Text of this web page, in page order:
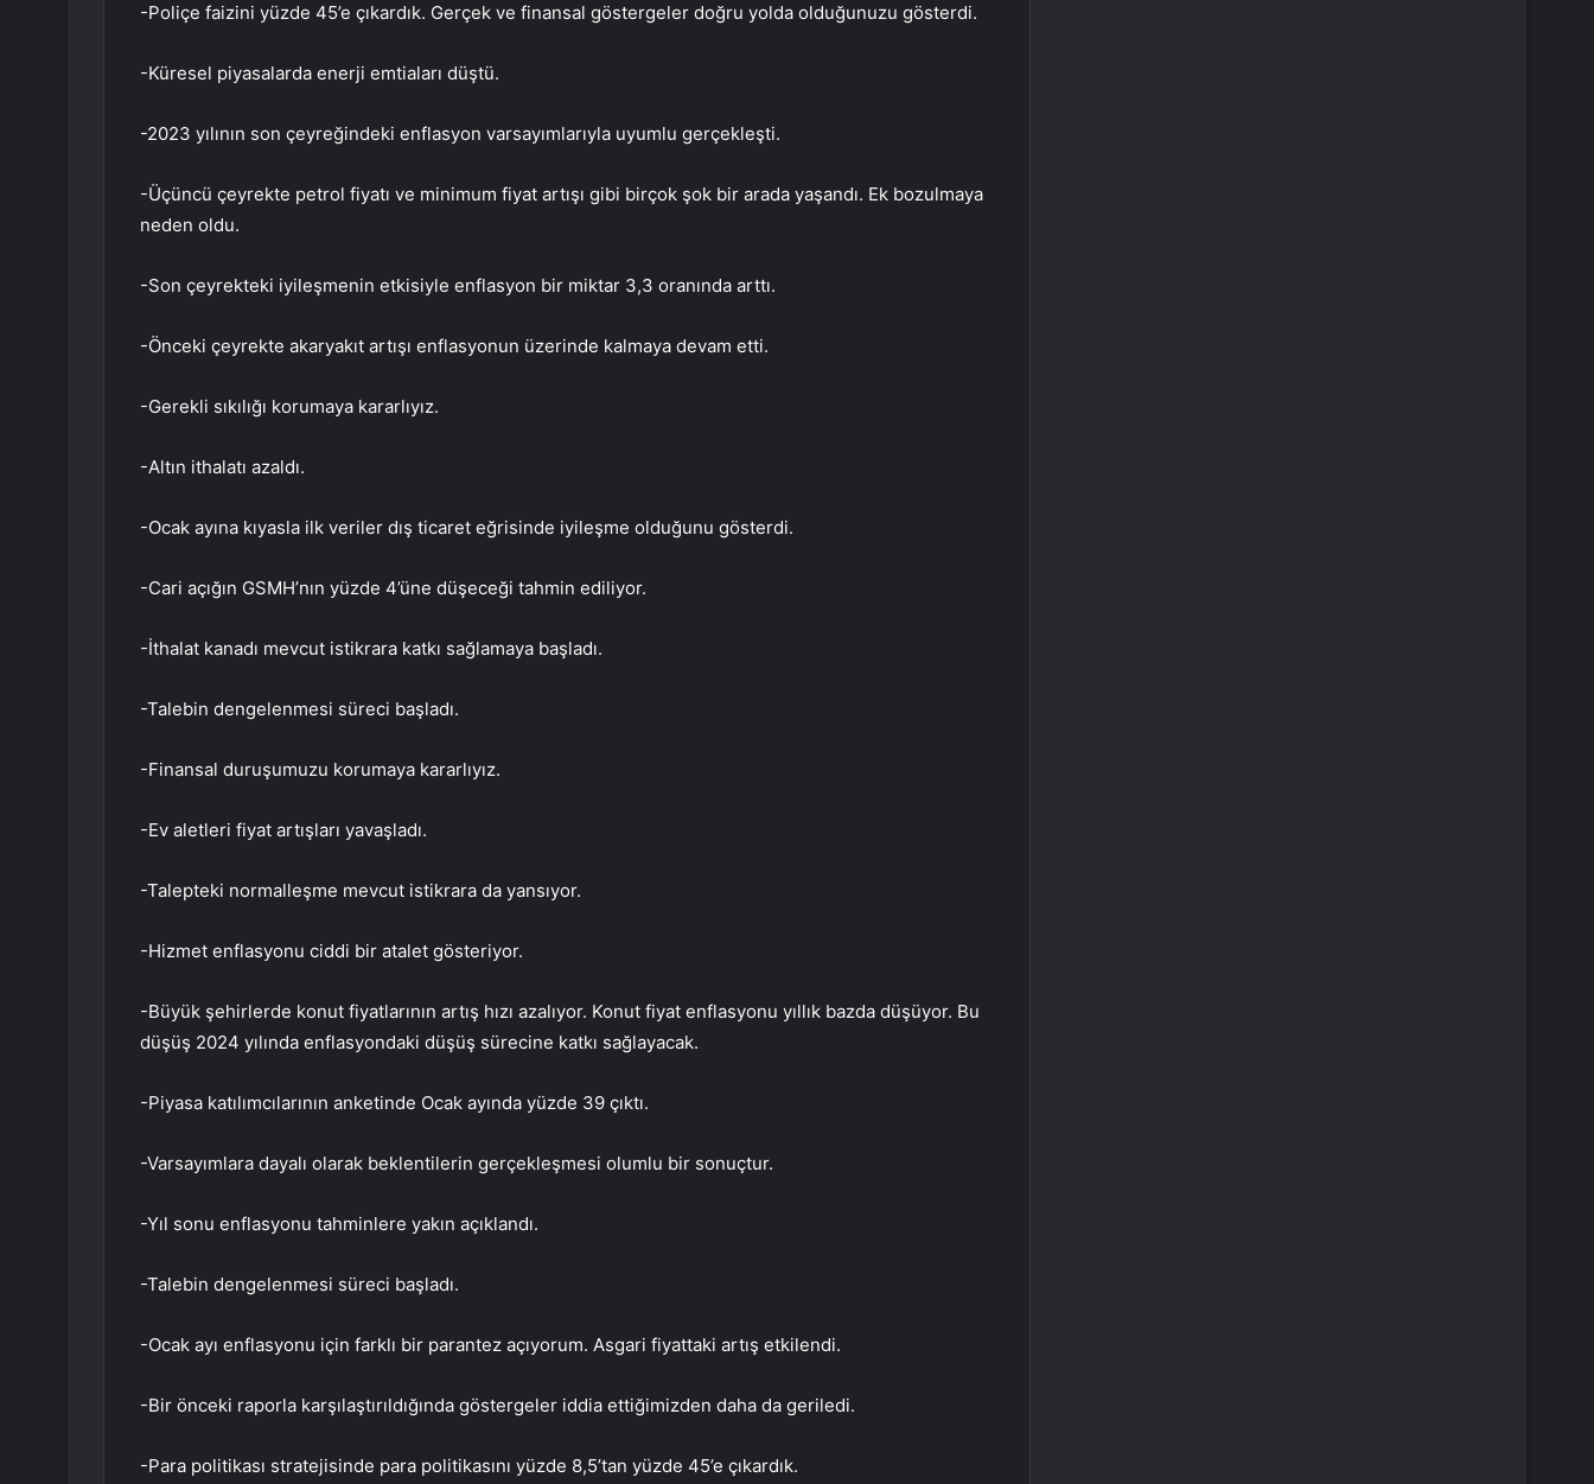
-Poliçe faizini yüzde 45’e çıkardık. Gerçek ve finansal göstergeler doğru yolda olduğunuzu gösterdi.
-Küresel piyasalarda enerji emtiaları düştü.
-2023 yılının son çeyreğindeki enflasyon varsayımlarıyla uyumlu gerçekleşti.
-Üçüncü çeyrekte petrol fiyatı ve minimum fiyat artışı gibi birçok şok bir arada yaşandı. Ek bozulmaya
neden oldu.
-Son çeyrekteki iyileşmenin etkisiyle enflasyon bir miktar 3,3 oranında arttı.
-Önceki çeyrekte akaryakıt artışı enflasyonun üzerinde kalmaya devam etti.
-Gerekli sıkılığı korumaya kararlıyız.
-Altın ithalatı azaldı.
-Ocak ayına kıyasla ilk veriler dış ticaret eğrisinde iyileşme olduğunu gösterdi.
-Cari açığın GSMH’nın yüzde 4’üne düşeceği tahmin ediliyor.
-İthalat kanadı mevcut istikrara katkı sağlamaya başladı.
-Talebin dengelenmesi süreci başladı.
-Finansal duruşumuzu korumaya kararlıyız.
-Ev aletleri fiyat artışları yavaşladı.
-Talepteki normalleşme mevcut istikrara da yansıyor.
-Hizmet enflasyonu ciddi bir atalet gösteriyor.
-Büyük şehirlerde konut fiyatlarının artış hızı azalıyor. Konut fiyat enflasyonu yıllık bazda düşüyor. Bu
düşüş 2024 yılında enflasyondaki düşüş sürecine katkı sağlayacak.
-Piyasa katılımcılarının anketinde Ocak ayında yüzde 39 çıktı.
-Varsayımlara dayalı olarak beklentilerin gerçekleşmesi olumlu bir sonuçtur.
-Yıl sonu enflasyonu tahminlere yakın açıklandı.
-Talebin dengelenmesi süreci başladı.
-Ocak ayı enflasyonu için farklı bir parantez açıyorum. Asgari fiyattaki artış etkilendi.
-Bir önceki raporla karşılaştırıldığında göstergeler iddia ettiğimizden daha da geriledi.
-Para politikası stratejisinde para politikasını yüzde 8,5’tan yüzde 45’e çıkardık.